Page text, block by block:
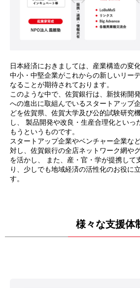
日本経済におきましては、産業構造の変
中小・中堅企業がこれからの新しいリー
なることが期待されております。
このような中で、佐賀銀行は、新技術開
への進出に取組んでいるスタートアップ
どを佐賀県、佐賀大学及び公的試験研究
し、 製品開発や改良・生産合理化といっ
もうというものです。
スタートアップ企業やベンチャー企業な
対し、佐賀銀行の全店ネットワーク網や
を活かし、 また、産・官・学が提携して
り、少しでも地域経済の活性化のお役に
す。
様々な支援体